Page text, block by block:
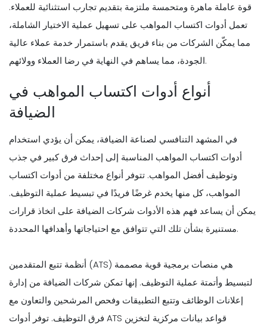
قوة عاملة ماهرة ومتحمسة ملتزمة بتقديم تجارب استثنائية للعملاء.
تعمل أدوات اكتساب المواهب على تسهيل عملية الاختيار الشاملة،
مما يمكّن الشركات من بناء فريق يقدم باستمرار خدمة عملاء عالية
الجودة، مما يساهم في النهاية في رضا العملاء وولائهم.
أنواع أدوات اكتساب المواهب في
الضيافة
في المشهد التنافسي لصناعة الضيافة، يمكن أن يؤدي استخدام
أدوات اكتساب المواهب المناسبة إلى إحداث فرق كبير في جذب
وتوظيف أفضل المواهب. تتوفر أنواع مختلفة من أدوات اكتساب
المواهب، كل منها يخدم غرضًا فريدًا في تبسيط عملية التوظيف.
يمكن أن يساعد فهم هذه الأدوات شركات الضيافة على اتخاذ قرارات
مستنيرة بشأن تلك التي تتوافق مع احتياجاتها وأهدافها المحددة.
أنظمة تتبع المتقدمين (ATS) هي منصات برمجية قوية مصممة
لتبسيط وأتمتة عملية التوظيف. إنها تمكن شركات الضيافة من إدارة
إعلانات الوظائف وتتبع التطبيقات وفحص المرشحين والتعاون مع
فرق التوظيف. توفر أدوات ATS قواعد بيانات مركزية لتخزين